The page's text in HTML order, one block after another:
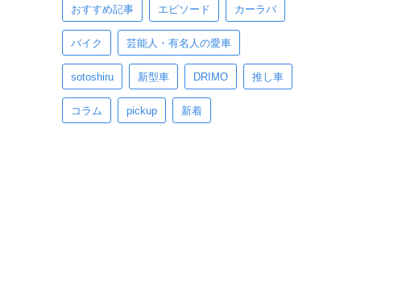
おすすめ記事 エピソード カーラバ
バイク 芸能人・有名人の愛車
sotoshiru 新型車 DRIMO 推し車
コラム pickup 新着